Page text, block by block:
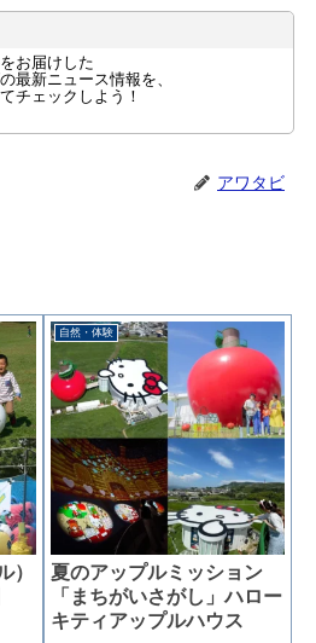
お届けした
最新ニュース情報を、
チェックしよう！
アワタビ
）
自然・体験
夏のアップルミッション
「まちがいさがし」ハロー
キティアップルハウス